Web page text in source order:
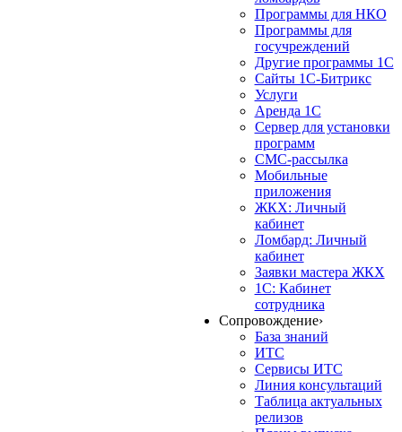
Программы для НКО
Программы для
госучреждений
Другие программы 1С
Сайты 1С-Битрикс
Услуги
Аренда 1С
Сервер для установки
программ
СМС-рассылка
Мобильные
приложения
ЖКХ: Личный
кабинет
Ломбард: Личный
кабинет
Заявки мастера ЖКХ
1С: Кабинет
сотрудника
Сопровождение›
База знаний
ИТС
Сервисы ИТС
Линия консультаций
Таблица актуальных
релизов